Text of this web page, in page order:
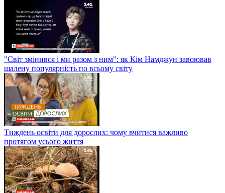
"Світ змінився і ми разом з ним": як Кім Намджун завоював
шалену популярність по всьому світу
Тиждень освіти для дорослих: чому вчитися важливо
протягом усього життя